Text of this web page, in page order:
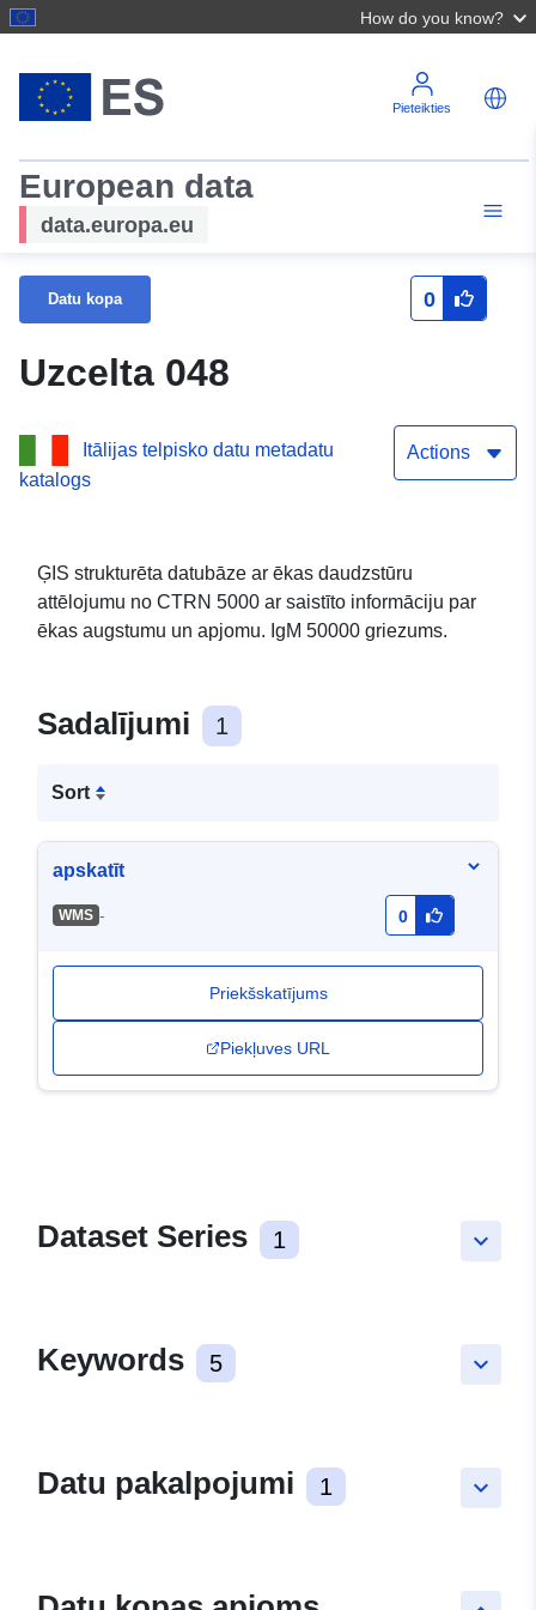
How do you know?
Pieteikties
European data
data.europa.eu
Datu kopa 0
Uzcelta 048
Itālijas telpisko datu metadatu
katalogs
Actions
ĢIS strukturēta datubāze ar ēkas daudzstūru
attēlojumu no CTRN 5000 ar saistīto informāciju par
ēkas augstumu un apjomu. IgM 50000 griezums.
Sadalījumi 1
Sort
apskatīt
WMS - 0
Priekšskatījums
Piekļuves URL
keyboard_arrow_down
Dataset Series 1
keyboard_arrow_down
Keywords 5
keyboard_arrow_down
Datu pakalpojumi 1